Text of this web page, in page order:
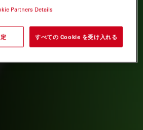
Partners Details
すべての Cookie を受け入れる